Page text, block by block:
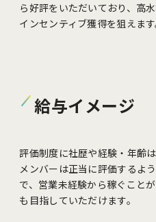
ら好評をいただいており、高
インセンティブ獲得を狙えます
給与イメージ
評価制度に社歴や経験・年齢
メンバーは正当に評価するよ
で、営業未経験から稼ぐこと
も目指していただけます。